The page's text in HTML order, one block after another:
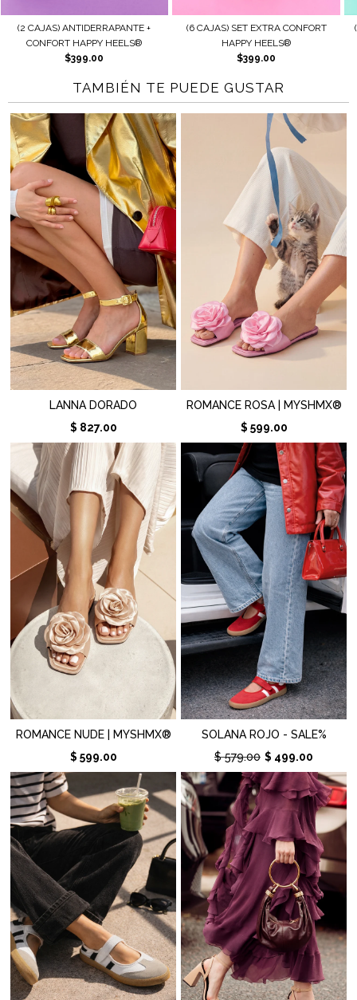
ANTIDERRAPANTE +
HAPPY HEELS®
(6 CAJAS) SET EXTRA CONFORT
HAPPY HEELS®
(2 CAJAS)
TAMBIÉN TE PUEDE GUSTAR
LANNA DORADO
$ 827.00
ROMANCE ROSA | MYSHMX®
$ 599.00
ROMANCE NUDE | MYSHMX®
$ 599.00
SOLANA ROJO - SALE%
$ 579.00 $ 499.00